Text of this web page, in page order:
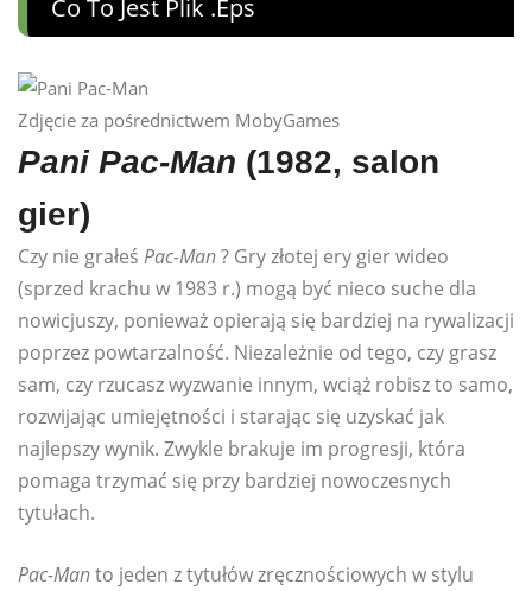
Co To Jest Plik .eps
Zdjęcie za pośrednictwem MobyGames
Pani Pac-Man (1982, salon
gier)
Czy nie grałeś Pac-Man? Gry złotej ery gier wideo
(sprzed krachu w 1983 r.) mogą być nieco suche dla
nowicjuszy, ponieważ opierają się bardziej na rywalizacji
poprzez powtarzalność. Niezależnie od tego, czy grasz
sam, czy rzucasz wyzwanie innym, wciąż robisz to samo,
rozwijając umiejętności i starając się uzyskać jak
najlepszy wynik. Zwykle brakuje im progresji, która
pomaga trzymać się przy bardziej nowoczesnych
tytułach.
Pac-Manto jeden z tytułów zręcznościowych w stylu